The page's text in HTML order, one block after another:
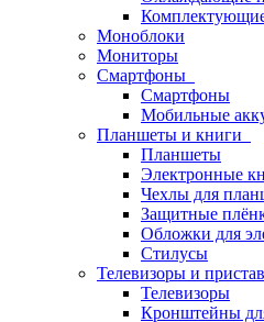
Моноблоки
Мониторы
Смартфоны
Смартфоны
Мобильные
Планшеты и книги
Планшеты
Электронные
Чехлы для
Защитные
Обложки для
Стилусы
Телевизоры и
Телевизоры
Кронштейны